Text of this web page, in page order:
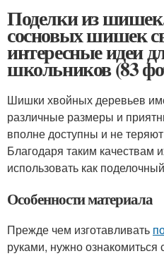
Поделки из
сосновых шишек
интересные идеи
школьников (83
Шишки хвойных деревьев
различные размеры и
вполне доступны и не
Благодаря таким качествам
использовать как
Особенности материала
Прежде чем изготавливать
руками, нужно ознакомиться